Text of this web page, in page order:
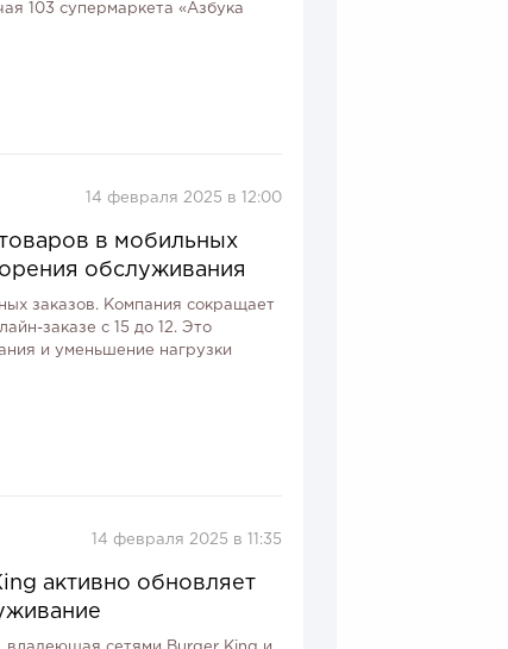
103 супермаркета «Азбука
14 февраля 2025 в 12:00
в мобильных
обслуживания
заказов. Компания сокращает
заказе с 15 до 12. Это
и уменьшение нагрузки
14 февраля 2025 в 11:35
активно обновляет